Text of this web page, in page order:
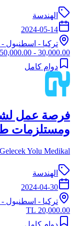
الهندسة
2024-05-14
تركيا - اسطنبول - BAŞAKŞEHİR
30,000.00 - 50,000.00 TL
دوام كامل
فرصة عمل
ومستلزمات
Gelecek Yolu Medikal
الهندسة
2024-04-30
تركيا - اسطنبول - BAKIRKÖY
20,000.00 TL